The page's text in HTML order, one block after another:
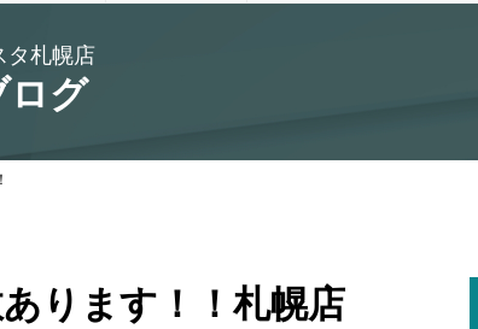
タ札幌店
ログ
ります！！札幌店